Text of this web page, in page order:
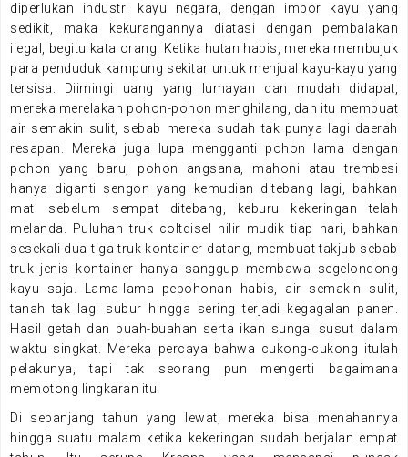
diperlukan industri kayu negara, dengan impor kayu yang
sedikit, maka kekurangannya diatasi dengan pembalakan
ilegal, begitu kata orang. Ketika hutan habis, mereka membujuk
para penduduk kampung sekitar untuk menjual kayu-kayu yang
tersisa. Diimingi uang yang lumayan dan mudah didapat,
mereka merelakan pohon-pohon menghilang, dan itu membuat
air semakin sulit, sebab mereka sudah tak punya lagi daerah
resapan. Mereka juga lupa mengganti pohon lama dengan
pohon yang baru, pohon angsana, mahoni atau trembesi
hanya diganti sengon yang kemudian ditebang lagi, bahkan
mati sebelum sempat ditebang, keburu kekeringan telah
melanda. Puluhan truk coltdisel hilir mudik tiap hari, bahkan
sesekali dua-tiga truk kontainer datang, membuat takjub sebab
truk jenis kontainer hanya sanggup membawa segelondong
kayu saja. Lama-lama pepohonan habis, air semakin sulit,
tanah tak lagi subur hingga sering terjadi kegagalan panen.
Hasil getah dan buah-buahan serta ikan sungai susut dalam
waktu singkat. Mereka percaya bahwa cukong-cukong itulah
pelakunya, tapi tak seorang pun mengerti bagaimana
memotong lingkaran itu.
Di sepanjang tahun yang lewat, mereka bisa menahannya
hingga suatu malam ketika kekeringan sudah berjalan empat